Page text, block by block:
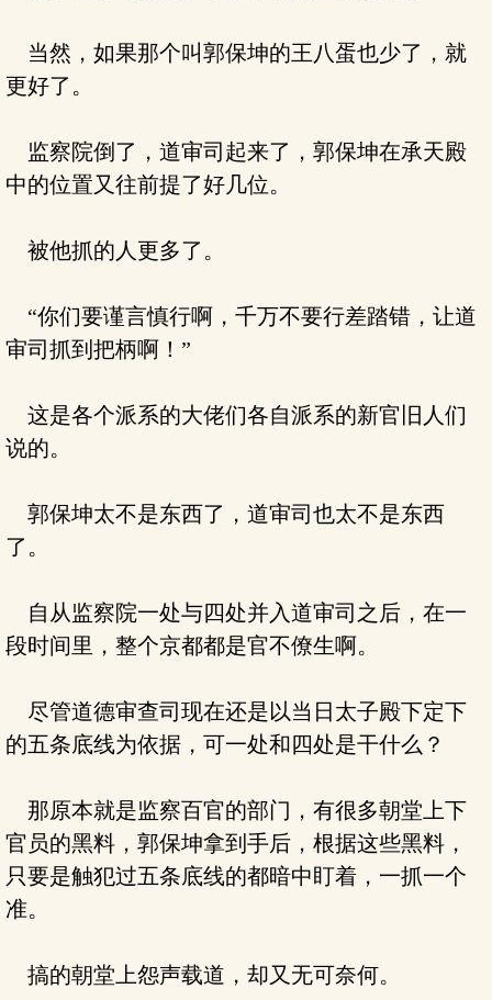
当然，如果那个叫郭保坤的王八蛋也少了，就
更好了。
监察院倒了，道审司起来了，郭保坤在承天殿
中的位置又往前提了好几位。
被他抓的人更多了。
“你们要谨言慎行啊，千万不要行差踏错，让道
审司抓到把柄啊！”
这是各个派系的大佬们各自派系的新官旧人们
说的。
郭保坤太不是东西了，道审司也太不是东西
了。
自从监察院一处与四处并入道审司之后，在一
段时间里，整个京都都是官不僚生啊。
尽管道德审查司现在还是以当日太子殿下定下
的五条底线为依据，可一处和四处是干什么？
那原本就是监察百官的部门，有很多朝堂上下
官员的黑料，郭保坤拿到手后，根据这些黑料，
只要是触犯过五条底线的都暗中盯着，一抓一个
准。
搞的朝堂上怨声载道，却又无可奈何。